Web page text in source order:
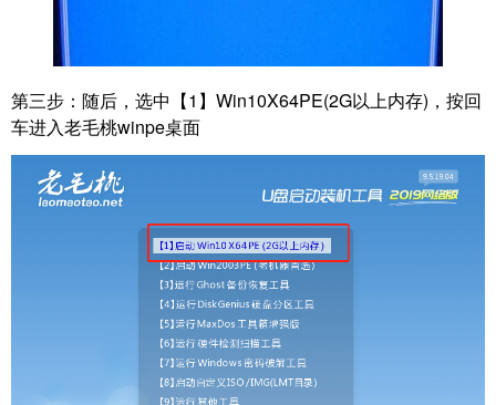
第三步： 随后，选中【1】Win10X64PE(2G以上内存)，按回
车进入老毛桃winpe桌面